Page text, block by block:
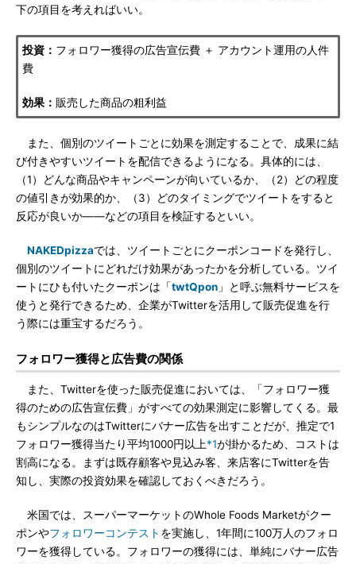
下の項目を考えればいい。
投資： フォロワー獲得の広告宣伝費 ＋ アカウント運用の人件
費
効果： 販売した商品の粗利益
また、個別のツイートごとに効果を測定することで、成果に結
び付きやすいツイートを配信できるようになる。具体的には、
（1）どんな商品やキャンペーンが向いているか、（2）どの程度
の値引きが効果的か、（3）どのタイミングでツイートをすると
反応が良いか――などの項目を検証するといい。
NAKEDpizzaでは、ツイートごとにクーポンコードを発行し、
個別のツイートにどれだけ効果があったかを分析している。ツイ
ートにひも付いたクーポンは「twtQpon 」と呼ぶ無料サービスを
使うと発行できるため、企業がTwitterを活用して販売促進を行
う際には重宝するだろう。
フォロワー獲得と広告費の関係
また、Twitterを使った販売促進においては、「フォロワー獲
得のための広告宣伝費」がすべての効果測定に影響してくる。最
もシンプルなのはTwitterにバナー広告を出すことだが、推定で1
フォロワー獲得当たり平均1000円以上*1が掛かるため、コストは
割高になる。まずは既存顧客や見込み客、来店客にTwitterを告
知し、実際の投資効果を確認しておくべきだろう。
米国では、スーパーマーケットのWhole Foods Marketがクー
ポンやフォロワーコンテスト を実施し、1年間に100万人のフォロ
ワーを獲得している。フォロワーの獲得には、単純にバナー広告